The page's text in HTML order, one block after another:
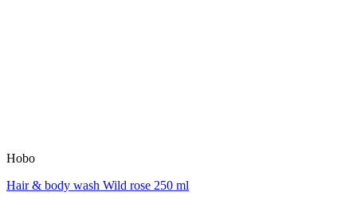
Hobo
Hair & body wash Wild rose 250 ml